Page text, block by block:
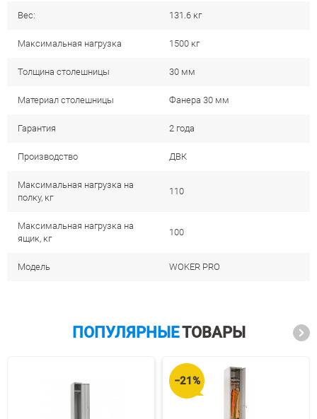
Вес: 131.6 кг
Максимальная нагрузка 1500 кг
Толщина столешницы 30 мм
Материал столешницы Фанера 30 мм
Гарантия 2 года
Производство ДВК
Максимальная нагрузка на
полку, кг
110
Максимальная нагрузка на
ящик, кг
100
Модель WOKER PRO
ПОПУЛЯРНЫЕТОВАРЫ
−21%